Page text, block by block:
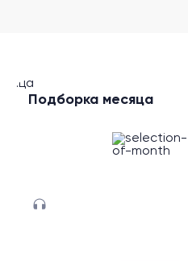
Подборка месяца